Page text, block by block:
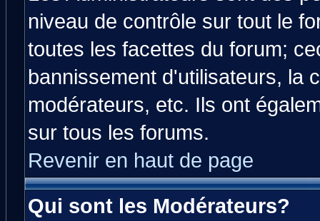
niveau de contrôle sur tout le
toutes les facettes du forum;
bannissement d'utilisateurs, la
modérateurs, etc. Ils ont
sur tous les forums.
Revenir en haut de page
Qui sont les Modérateurs?